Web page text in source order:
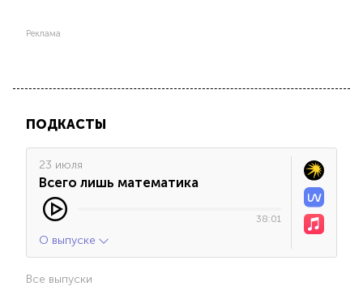
Реклама
ПОДКАСТЫ
23 июля
Всего лишь математика
38:01
О выпуске
Все выпуски